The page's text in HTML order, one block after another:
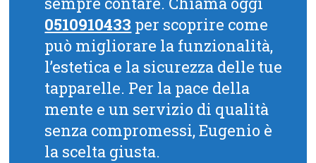
0510910433 per scoprire come
può migliorare la funzionalità,
l’estetica e la sicurezza delle tue
tapparelle. Per la pace della
mente e un servizio di qualità
senza compromessi, Eugenio è
la scelta giusta.